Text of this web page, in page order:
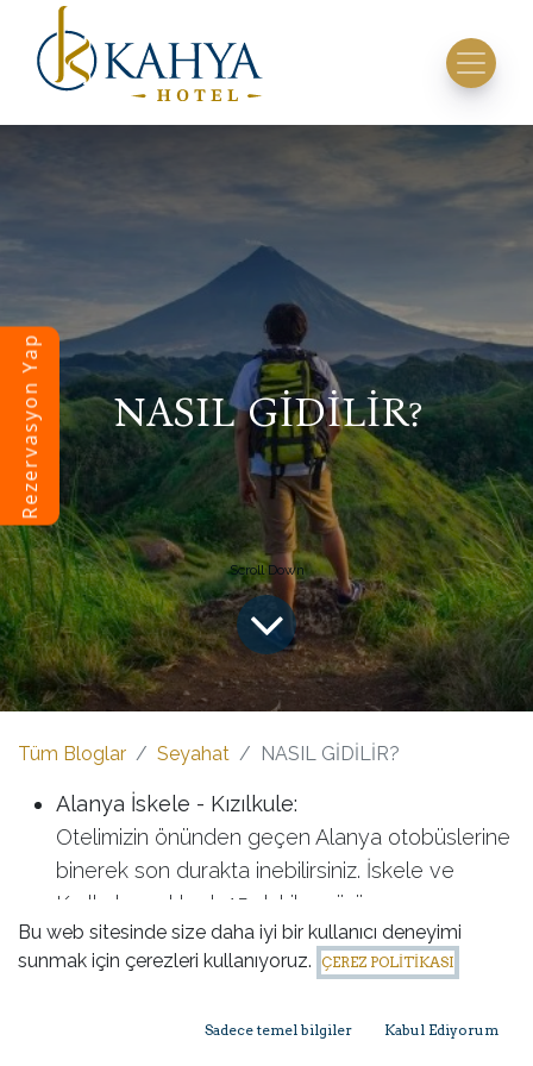
NASIL GİDİLİR?
Tüm Bloglar Seyahat NASIL GİDİLİR?
Alanya İskele - Kızılkule:
Otelimizin önünden geçen Alanya otobüslerine
binerek son durakta inebilirsiniz. İskele ve
Kızılkule, yaklaşık 15 dakika yürüme
mesafesindedir.
Alanya merkezden Kale’ye giden otobüsleri
Rezervasyon Yap
Bu web sitesinde size daha iyi bir kullanıcı deneyimi
sunmak için çerezleri kullanıyoruz. ÇEREZ POLİTİKASI
Sadece temel bilgiler Kabul Ediyorum